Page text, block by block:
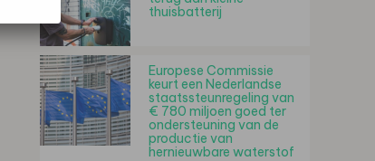
thuisbatterij
Europese Commissie
keurt een Nederlandse
staatssteunregeling van
€ 780 miljoen goed ter
ondersteuning van de
productie van
hernieuwbare waterstof